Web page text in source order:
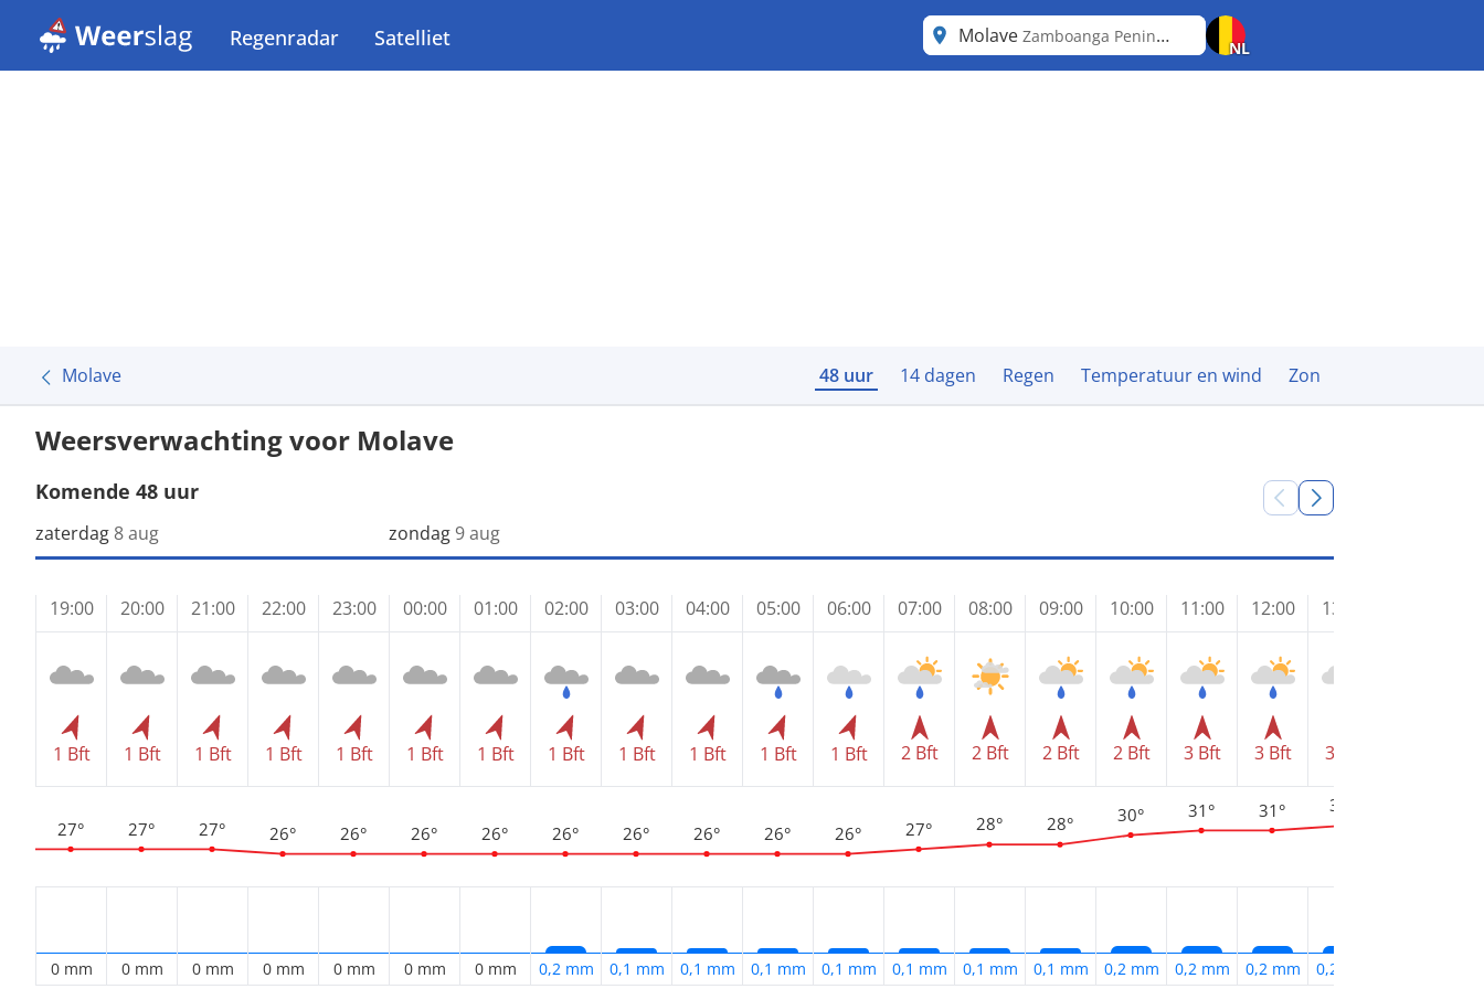
Regenradar Satelliet Molave Zamboanga Peninsula
NL
Molave 48 uur 14 dagen Regen Temperatuur en wind Zon
Weersverwachting voor Molave
Komende 48 uur
zaterdag 8 aug
19:00
1 Bft
27°
0 mm
20:00
1 Bft
27°
0 mm
21:00
1 Bft
27°
0 mm
22:00
1 Bft
26°
0 mm
23:00
1 Bft
26°
0 mm
zondag9 aug
00:00
1 Bft
26°
0 mm
01:00
1 Bft
26°
0 mm
02:00
1 Bft
26°
0,2 mm
03:00
1 Bft
26°
0,1 mm
04:00
1 Bft
26°
0,1 mm
05:00
1 Bft
26°
0,1 mm
06:00
1 Bft
26°
0,1 mm
07:00
2 Bft
27°
0,1 mm
08:00
2 Bft
28°
0,1 mm
09:00
2 Bft
28°
0,1 mm
10:00
2 Bft
30°
0,2 mm
11:00
3 Bft
31°
0,2 mm
12:00
3 Bft
31°
0,2 mm
13:00
3 Bft
32°
0,2 mm